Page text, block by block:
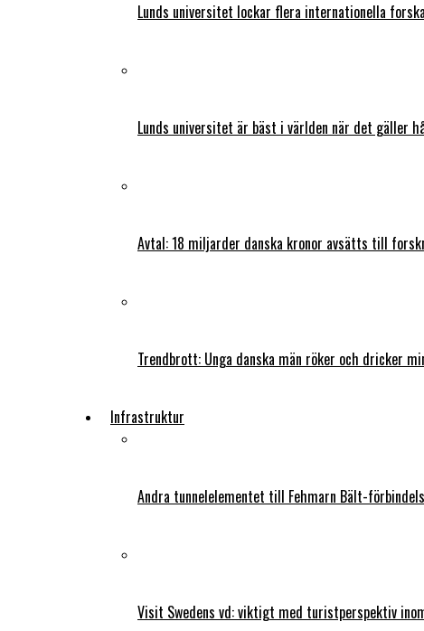
Lunds universitet lockar flera internationella
Lunds universitet är bäst i världen när det gäller
Avtal: 18 miljarder danska kronor avsätts till
Trendbrott: Unga danska män röker och dricker
Infrastruktur
Andra tunnelelementet till Fehmarn Bält-
Visit Swedens vd: viktigt med turistperspektiv